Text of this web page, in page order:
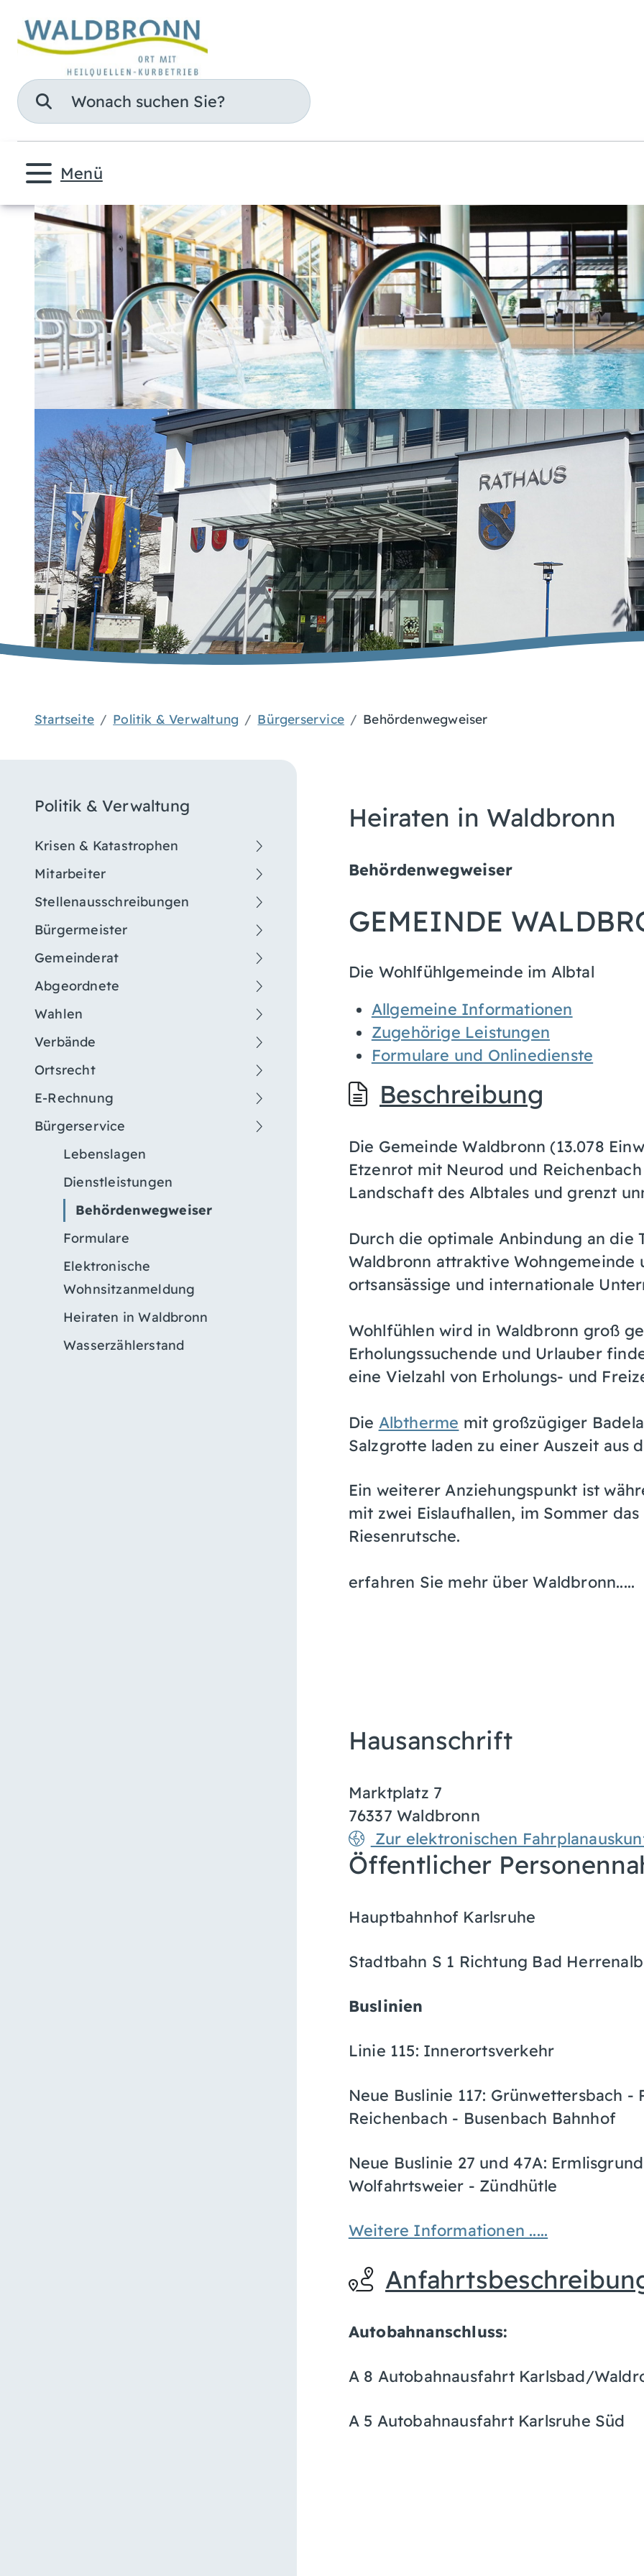
Suche
Menü
Startseite Politik & Verwaltung Bürgerservice Behördenwegweiser
Politik & Verwaltung
Krisen & Katastrophen
Mitarbeiter
Stellenausschreibungen
Bürgermeister
Gemeinderat
Abgeordnete
Wahlen
Verbände
Ortsrecht
E-Rechnung
Bürgerservice
Lebenslagen
Dienstleistungen
Behördenwegweiser
Formulare
Elektronische
Wohnsitzanmeldung
Heiraten in Waldbronn
Wasserzählerstand
Heiraten in Waldbronn
Behördenwegweiser
GEMEINDE
Die Wohlfühlgemeinde im Albtal
Allgemeine Informationen
Zugehörige Leistungen
Formulare und Onlinedienste
Beschreibung
Die Gemeinde Waldbronn (13.078
Etzenrot mit Neurod und
Landschaft des Albtales und grenzt
Durch die optimale Anbindung an die
Waldbronn attraktive
ortsansässige und internationale
Wohlfühlen wird in Waldbronn groß
Erholungssuchende und Urlauber
eine Vielzahl von Erholungs- und
Die Albtherme mit großzügiger
Salzgrotte laden zu einer Auszeit aus
Ein weiterer Anziehungspunkt ist
mit zwei Eislaufhallen, im Sommer
Riesenrutsche.
erfahren Sie mehr über Waldbronn.....
Hausanschrift
Marktplatz 7
76337 Waldbronn
Zur elektronischen
Öffentlicher
Hauptbahnhof Karlsruhe
Stadtbahn S 1 Richtung Bad
Buslinien
Linie 115: Innerortsverkehr
Neue Buslinie 117: Grünwettersbach
Reichenbach - Busenbach Bahnhof
Neue Buslinie 27 und 47A:
Wolfahrtsweier - Zündhütle
Weitere Informationen .....
Autobahnanschluss:
A 8 Autobahnausfahrt Karlsbad/
A 5 Autobahnausfahrt Karlsruhe Süd